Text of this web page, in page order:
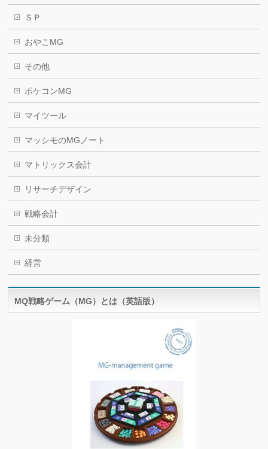
ＳＰ
おやこMG
その他
ポケコンMG
マイツール
マッシモのMGノート
マトリックス会計
リサーチデザイン
戦略会計
未分類
経営
MQ戦略ゲーム（MG）とは（英語版）